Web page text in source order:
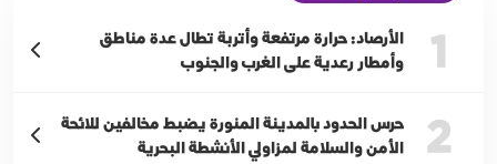
1
الأرصاد: حرارة مرتفعة وأتربة تطال عدة مناطق
وأمطار رعدية على الغرب والجنوب
2
حرس الحدود بالمدينة المنورة يضبط مخالفين للائحة
الأمن والسلامة لمزاولي الأنشطة البحرية